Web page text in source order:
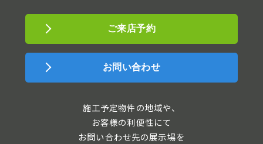
ご来店予約
お問い合わせ
施工予定物件の地域や、
お客様の利便性にて
お問い合わせ先の展示場を